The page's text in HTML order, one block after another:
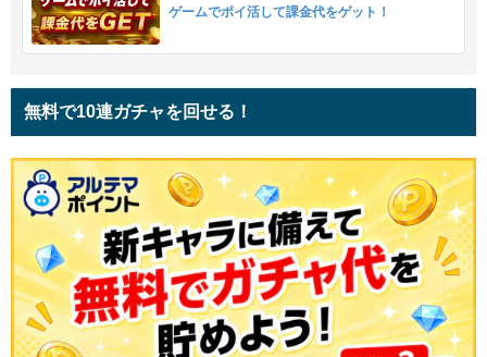
ゲームでポイ活して課金代をゲット！
無料で10連ガチャを回せる！